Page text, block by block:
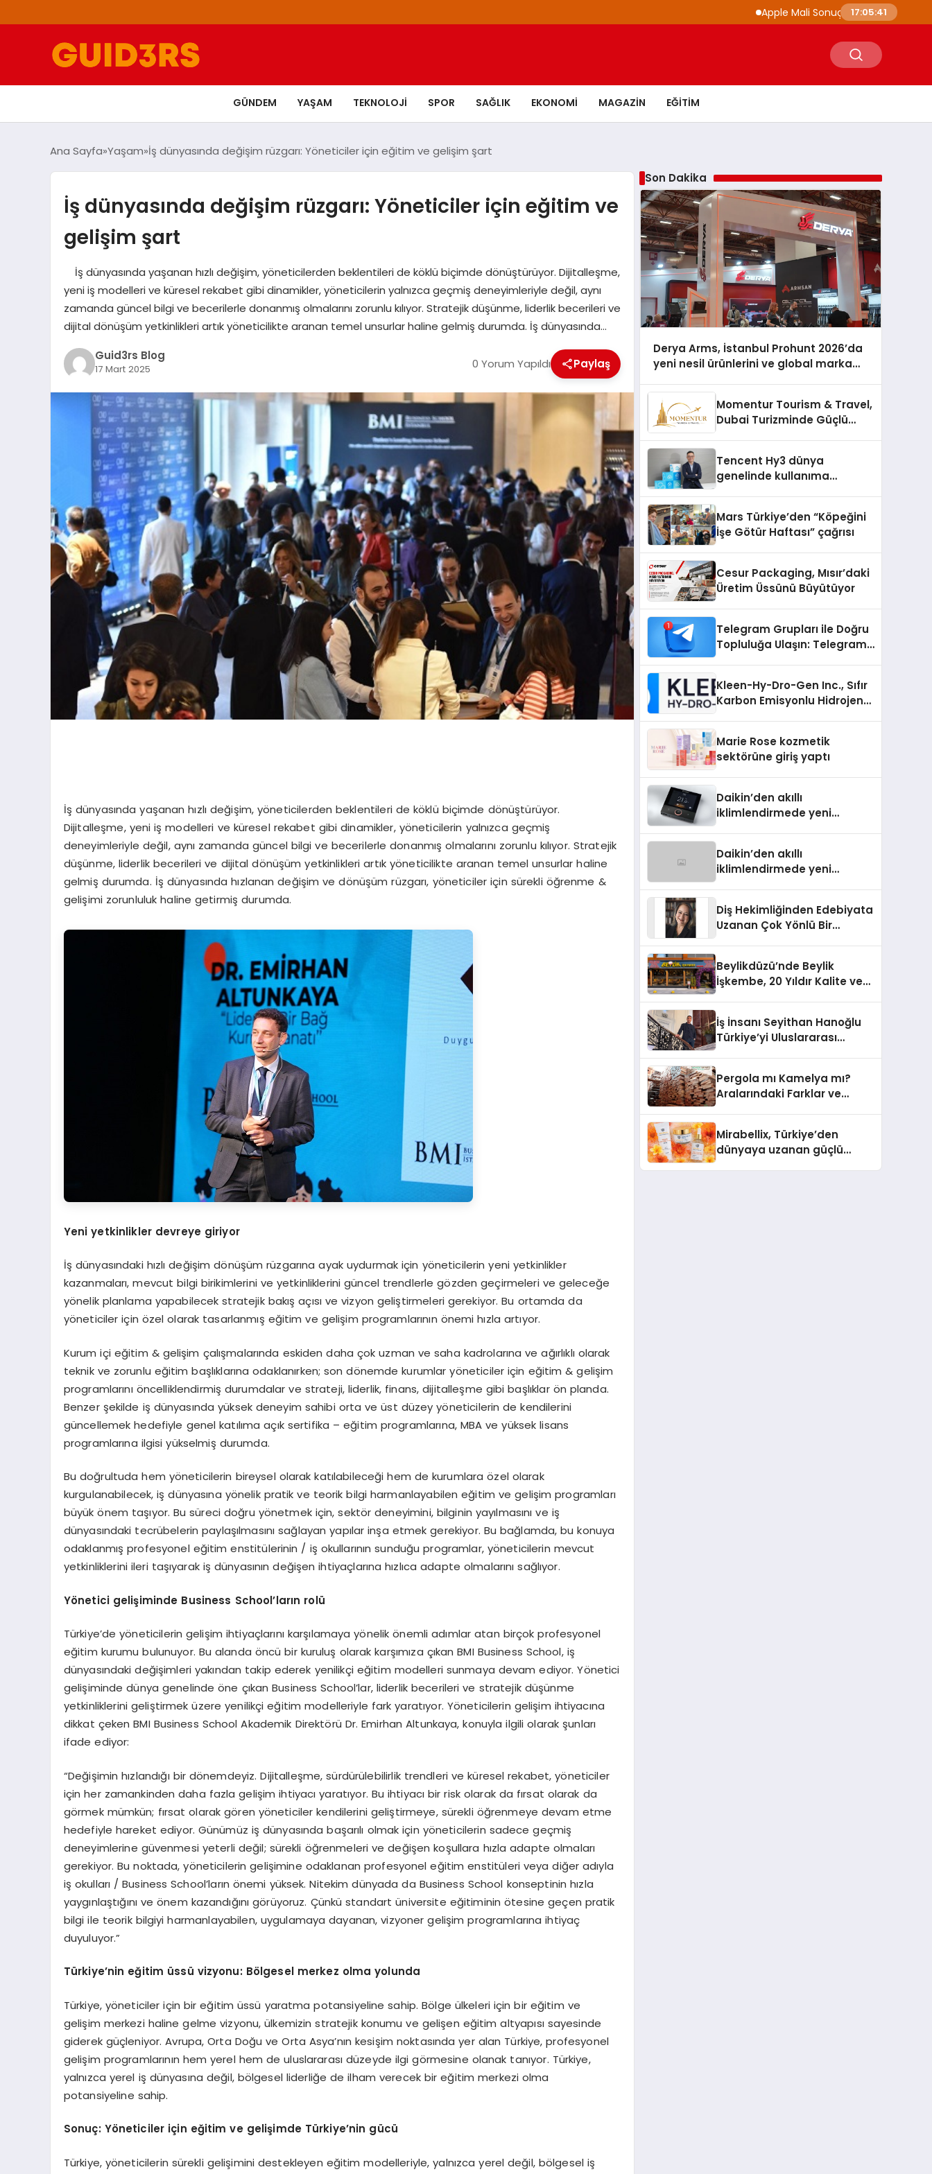
Apple Mali Sonuçlarını Açıkladı iPhone ve
17:05:43
GÜNDEM YAŞAM TEKNOLOJI SPOR SAĞLIK EKONOMI MAGAZIN EĞITIM
Ana Sayfa Yaşam İş dünyasında değişim rüzgarı: Yöneticiler için eğitim ve gelişim şart
İş dünyasında değişim rüzgarı: Yöneticiler için eğitim ve
gelişim şart
İş dünyasında yaşanan hızlı değişim, yöneticilerden beklentileri de köklü biçimde dönüştürüyor. Dijitalleşme,
yeni iş modelleri ve küresel rekabet gibi dinamikler, yöneticilerin yalnızca geçmiş deneyimleriyle değil, aynı
zamanda güncel bilgi ve becerilerle donanmış olmalarını zorunlu kılıyor. Stratejik düşünme, liderlik becerileri ve
dijital dönüşüm yetkinlikleri artık yöneticilikte aranan temel unsurlar haline gelmiş durumda. İş dünyasında…
Guid3rs Blog
17 Mart 2025 0 Yorum Yapıldı Paylaş
İş dünyasında yaşanan hızlı değişim, yöneticilerden beklentileri de köklü biçimde dönüştürüyor.
Dijitalleşme, yeni iş modelleri ve küresel rekabet gibi dinamikler, yöneticilerin yalnızca geçmiş
deneyimleriyle değil, aynı zamanda güncel bilgi ve becerilerle donanmış olmalarını zorunlu kılıyor. Stratejik
düşünme, liderlik becerileri ve dijital dönüşüm yetkinlikleri artık yöneticilikte aranan temel unsurlar haline
gelmiş durumda. İş dünyasında hızlanan değişim ve dönüşüm rüzgarı, yöneticiler için sürekli öğrenme &
gelişimi zorunluluk haline getirmiş durumda.
Yeni yetkinlikler devreye giriyor
İş dünyasındaki hızlı değişim dönüşüm rüzgarına ayak uydurmak için yöneticilerin yeni yetkinlikler
kazanmaları, mevcut bilgi birikimlerini ve yetkinliklerini güncel trendlerle gözden geçirmeleri ve geleceğe
yönelik planlama yapabilecek stratejik bakış açısı ve vizyon geliştirmeleri gerekiyor. Bu ortamda da
yöneticiler için özel olarak tasarlanmış eğitim ve gelişim programlarının önemi hızla artıyor.
Kurum içi eğitim & gelişim çalışmalarında eskiden daha çok uzman ve saha kadrolarına ve ağırlıklı olarak
teknik ve zorunlu eğitim başlıklarına odaklanırken; son dönemde kurumlar yöneticiler için eğitim & gelişim
programlarını öncelliklendirmiş durumdalar ve strateji, liderlik, finans, dijitalleşme gibi başlıklar ön planda.
Benzer şekilde iş dünyasında yüksek deneyim sahibi orta ve üst düzey yöneticilerin de kendilerini
güncellemek hedefiyle genel katılıma açık sertifika – eğitim programlarına, MBA ve yüksek lisans
programlarına ilgisi yükselmiş durumda.
Bu doğrultuda hem yöneticilerin bireysel olarak katılabileceği hem de kurumlara özel olarak
kurgulanabilecek, iş dünyasına yönelik pratik ve teorik bilgi harmanlayabilen eğitim ve gelişim programları
büyük önem taşıyor. Bu süreci doğru yönetmek için, sektör deneyimini, bilginin yayılmasını ve iş
dünyasındaki tecrübelerin paylaşılmasını sağlayan yapılar inşa etmek gerekiyor. Bu bağlamda, bu konuya
odaklanmış profesyonel eğitim enstitülerinin / iş okullarının sunduğu programlar, yöneticilerin mevcut
yetkinliklerini ileri taşıyarak iş dünyasının değişen ihtiyaçlarına hızlıca adapte olmalarını sağlıyor.
Yönetici gelişiminde Business School’ların rolü
Türkiye’de yöneticilerin gelişim ihtiyaçlarını karşılamaya yönelik önemli adımlar atan birçok profesyonel
eğitim kurumu bulunuyor. Bu alanda öncü bir kuruluş olarak karşımıza çıkan BMI Business School, iş
dünyasındaki değişimleri yakından takip ederek yenilikçi eğitim modelleri sunmaya devam ediyor. Yönetici
gelişiminde dünya genelinde öne çıkan Business School’lar, liderlik becerileri ve stratejik düşünme
yetkinliklerini geliştirmek üzere yenilikçi eğitim modelleriyle fark yaratıyor. Yöneticilerin gelişim ihtiyacına
dikkat çeken BMI Business School Akademik Direktörü Dr. Emirhan Altunkaya, konuyla ilgili olarak şunları
ifade ediyor:
“Değişimin hızlandığı bir dönemdeyiz. Dijitalleşme, sürdürülebilirlik trendleri ve küresel rekabet, yöneticiler
için her zamankinden daha fazla gelişim ihtiyacı yaratıyor. Bu ihtiyacı bir risk olarak da fırsat olarak da
görmek mümkün; fırsat olarak gören yöneticiler kendilerini geliştirmeye, sürekli öğrenmeye devam etme
hedefiyle hareket ediyor. Günümüz iş dünyasında başarılı olmak için yöneticilerin sadece geçmiş
deneyimlerine güvenmesi yeterli değil; sürekli öğrenmeleri ve değişen koşullara hızla adapte olmaları
gerekiyor. Bu noktada, yöneticilerin gelişimine odaklanan profesyonel eğitim enstitüleri veya diğer adıyla
iş okulları / Business School’ların önemi yüksek. Nitekim dünyada da Business School konseptinin hızla
yaygınlaştığını ve önem kazandığını görüyoruz. Çünkü standart üniversite eğitiminin ötesine geçen pratik
bilgi ile teorik bilgiyi harmanlayabilen, uygulamaya dayanan, vizyoner gelişim programlarına ihtiyaç
duyuluyor.”
Türkiye’nin eğitim üssü vizyonu: Bölgesel merkez olma yolunda
Türkiye, yöneticiler için bir eğitim üssü yaratma potansiyeline sahip. Bölge ülkeleri için bir eğitim ve
gelişim merkezi haline gelme vizyonu, ülkemizin stratejik konumu ve gelişen eğitim altyapısı sayesinde
giderek güçleniyor. Avrupa, Orta Doğu ve Orta Asya’nın kesişim noktasında yer alan Türkiye, profesyonel
gelişim programlarının hem yerel hem de uluslararası düzeyde ilgi görmesine olanak tanıyor. Türkiye,
yalnızca yerel iş dünyasına değil, bölgesel liderliğe de ilham verecek bir eğitim merkezi olma
potansiyeline sahip.
Sonuç: Yöneticiler için eğitim ve gelişimde Türkiye’nin gücü
Türkiye, yöneticilerin sürekli gelişimini destekleyen eğitim modelleriyle, yalnızca yerel değil, bölgesel iş
Son Dakika
Derya Arms, İstanbul Prohunt 2026’da
yeni nesil ürünlerini ve global marka
Momentur Tourism & Travel,
Dubai Turizminde Güçlü
Tencent Hy3 dünya
genelinde kullanıma
Mars Türkiye’den “Köpeğini
İşe Götür Haftası” çağrısı
Cesur Packaging, Mısır’daki
Üretim Üssünü Büyütüyor
Telegram Grupları ile Doğru
Topluluğa Ulaşın: Telegram
Kleen-Hy-Dro-Gen Inc., Sıfır
Karbon Emisyonlu Hidrojen
Aldı
Marie Rose kozmetik
sektörüne giriş yaptı
Daikin’den akıllı
iklimlendirmede yeni
Daikin’den akıllı
iklimlendirmede yeni
Diş Hekimliğinden Edebiyata
Uzanan Çok Yönlü Bir
Beylikdüzü’nde Beylik
İşkembe, 20 Yıldır Kalite ve
İş İnsanı Seyithan Hanoğlu
Türkiye’yi Uluslararası
Pergola mı Kamelya mı?
Aralarındaki Farklar ve
Mirabellix, Türkiye’den
dünyaya uzanan güçlü